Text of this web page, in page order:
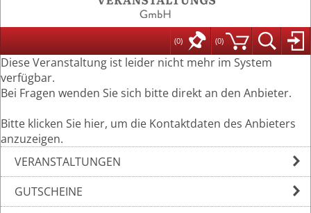
(0) (0)
Diese Veranstaltung ist leider nicht mehr im System
verfügbar.
Bei Fragen wenden Sie sich bitte direkt an den Anbieter.
Bitte klicken Sie hier, um die Kontaktdaten des Anbieters
anzuzeigen.
VERANSTALTUNGEN
GUTSCHEINE